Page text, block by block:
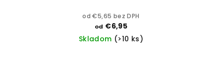
od €5,65 bez DPH
od €6,95
Skladom (>10 ks)